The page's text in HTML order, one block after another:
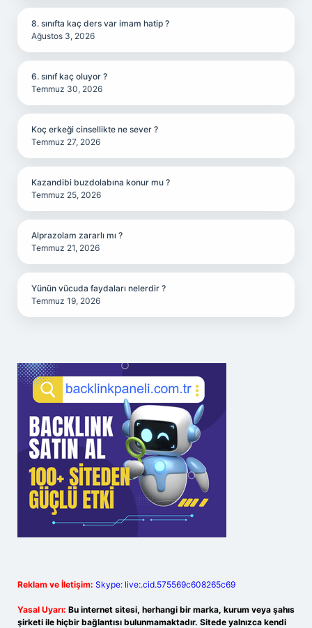
8. sınıfta kaç ders var imam hatip ?
Ağustos 3, 2026
6. sınıf kaç oluyor ?
Temmuz 30, 2026
Koç erkeği cinsellikte ne sever ?
Temmuz 27, 2026
Kazandibi buzdolabına konur mu ?
Temmuz 25, 2026
Alprazolam zararlı mı ?
Temmuz 21, 2026
Yünün vücuda faydaları nelerdir ?
Temmuz 19, 2026
Reklam ve İletişim: Skype: live:.cid.575569c608265c69
Yasal Uyarı: Bu internet sitesi, herhangi bir marka, kurum veya şahıs
şirketi ile hiçbir bağlantısı bulunmamaktadır. Sitede yalnızca kendi